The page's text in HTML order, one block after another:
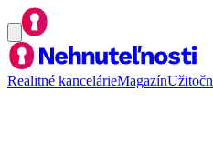
Realitné kancelárieMagazín